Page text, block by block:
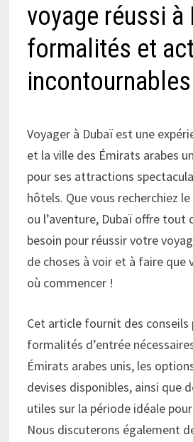
voyage réussi à
formalités et
incontournables
Voyager à Dubaï est une
et la ville des Émirats arabes
pour ses attractions
hôtels. Que vous recherchiez
ou l’aventure, Dubaï offre tout
besoin pour réussir votre
de choses à voir et à faire que
où commencer !
Cet article fournit des conseils
formalités d’entrée
Émirats arabes unis, les
devises disponibles, ainsi que
utiles sur la période idéale
Nous discuterons également